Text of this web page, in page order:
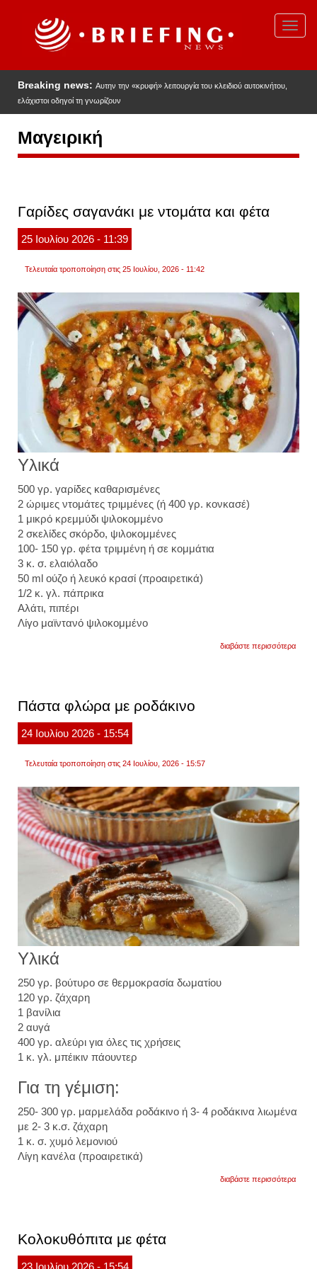
Breaking news: Αυτην την «κρυφή» λειτουργία του κλειδιού αυτοκινήτου,
ελάχιστοι οδηγοί τη γνωρίζουν
Μαγειρική
Γαρίδες σαγανάκι με ντομάτα και φέτα
25 Ιουλίου 2026 - 11:39
Τελευταία τροποποίηση στις 25 Ιουλίου, 2026 - 11:42
Υλικά
500 γρ. γαρίδες καθαρισμένες
2 ώριμες ντομάτες τριμμένες (ή 400 γρ. κονκασέ)
1 μικρό κρεμμύδι ψιλοκομμένο
2 σκελίδες σκόρδο, ψιλοκομμένες
100- 150 γρ. φέτα τριμμένη ή σε κομμάτια
3 κ. σ. ελαιόλαδο
50 ml ούζο ή λευκό κρασί (προαιρετικά)
1/2 κ. γλ. πάπρικα
Αλάτι, πιπέρι
Λίγο μαϊντανό ψιλοκομμένο
διαβάστε περισσότερα
Πάστα φλώρα με ροδάκινο
24 Ιουλίου 2026 - 15:54
Τελευταία τροποποίηση στις 24 Ιουλίου, 2026 - 15:57
Υλικά
250 γρ. βούτυρο σε θερμοκρασία δωματίου
120 γρ. ζάχαρη
1 βανίλια
2 αυγά
400 γρ. αλεύρι για όλες τις χρήσεις
1 κ. γλ. μπέικιν πάουντερ
Για τη γέμιση:
250- 300 γρ. μαρμελάδα ροδάκινο ή 3- 4 ροδάκινα λιωμένα
με 2- 3 κ.σ. ζάχαρη
1 κ. σ. χυμό λεμονιού
Λίγη κανέλα (προαιρετικά)
διαβάστε περισσότερα
Κολοκυθόπιτα με φέτα